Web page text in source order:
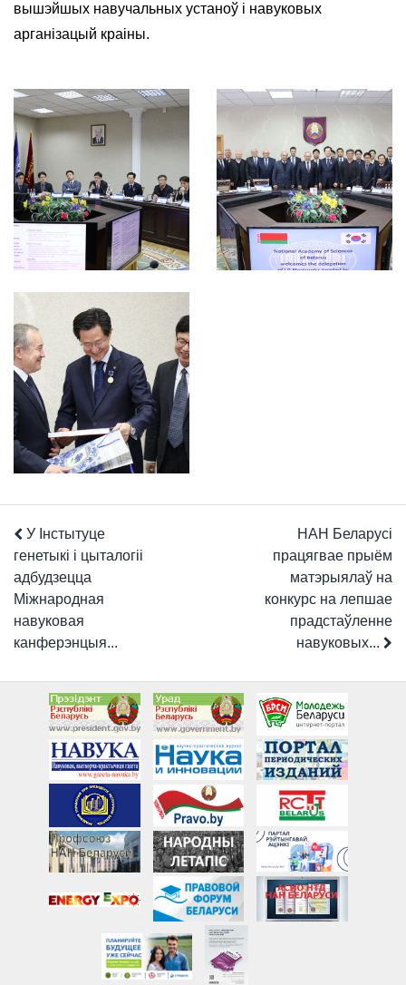
вышэйшых навучальных устаноў і навуковых
арганізацый краіны.
У Інстытуце
генетыкі і цыталогіі
адбудзецца
Міжнародная
навуковая
канферэнцыя...
НАН Беларусі
працягвае прыём
матэрыялаў на
конкурс на лепшае
прадстаўленне
навуковых...